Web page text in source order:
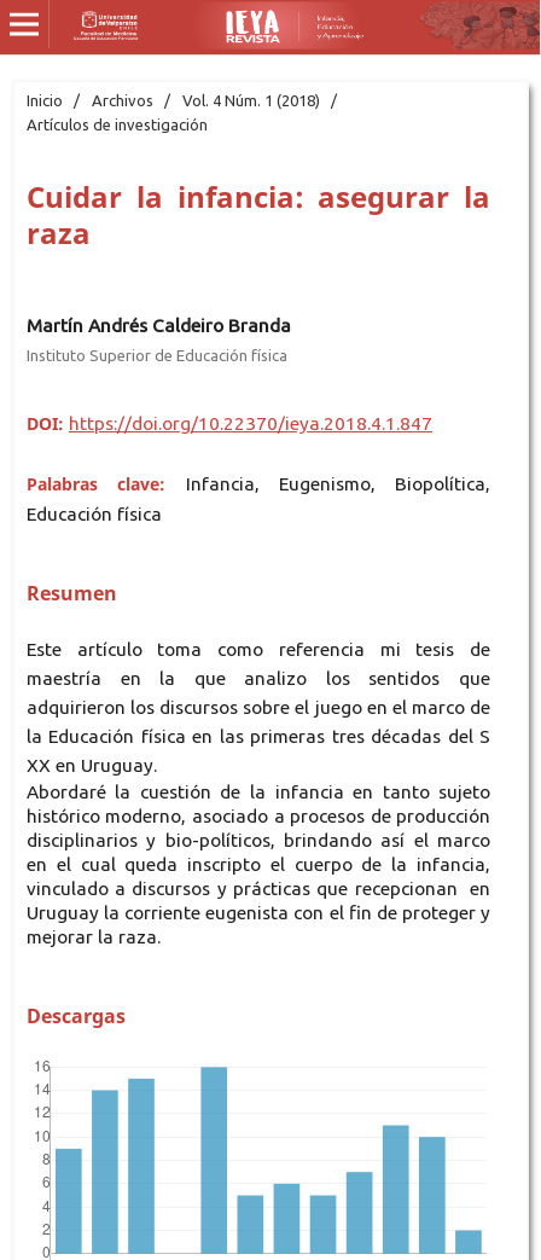
Inicio / Archivos / Vol. 4 Núm. 1 (2018)
/
Artículos de investigación
Cuidar la infancia: asegurar la
raza
Martín Andrés Caldeiro Branda
Instituto Superior de Educación física
DOI: https://doi.org/10.22370/ieya.2018.4.1.847
Palabras clave:
Infancia, Eugenismo, Biopolítica,
Educación física
Resumen
Este artículo toma como referencia mi tesis de
maestría en la que analizo los sentidos que
adquirieron los discursos sobre el juego en el marco de
la Educación física en las primeras tres décadas del S
XX en Uruguay.
Abordaré la cuestión de la infancia en tanto sujeto
histórico moderno, asociado a procesos de producción
disciplinarios y bio-políticos, brindando así el marco
en el cual queda inscripto el cuerpo de la infancia,
vinculado a discursos y prácticas que recepcionan en
Uruguay la corriente eugenista con el fin de proteger y
mejorar la raza.
Descargas